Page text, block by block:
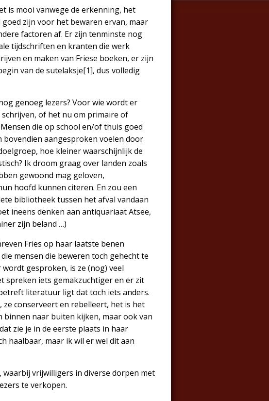
is mooi vanwege de erkenning, het
zijn voor het bewaren ervan, maar
factoren af. Er zijn tenminste nog
tijdschriften en kranten die werk
en maken van Friese boeken, er zijn
van de sutelaksje[1], dus volledig
genoeg lezers? Voor wie wordt er
of het nu om primaire of
die op school en/of thuis goed
bovendien aangesproken voelen door
hoe kleiner waarschijnlijk de
Ik droom graag over landen zoals
gewoond mag geloven,
hoofd kunnen citeren. En zou een
bibliotheek tussen het afval vandaan
ineens denken aan antiquariaat Atsee,
zijn beland …)
Fries op haar laatste benen
mensen die beweren toch gehecht te
gesproken, is ze (nog) veel
spreken iets gemakzuchtiger en er zit
literatuur ligt dat toch iets anders.
conserveert en rebelleert, het is het
binnen naar buiten kijken, maar ook van
zie je in de eerste plaats in haar
haalbaar, maar ik wil er wel dit aan
waarbij vrijwilligers in diverse dorpen met
te verkopen.